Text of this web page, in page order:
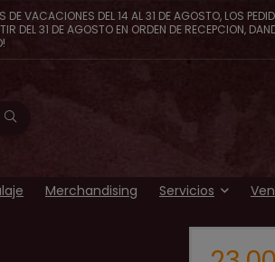
VACACIONES DEL 14 AL 31 DE AGOSTO, LOS
DEL 31 DE AGOSTO EN ORDEN DE RECEPCION,
Merchandising Servicios